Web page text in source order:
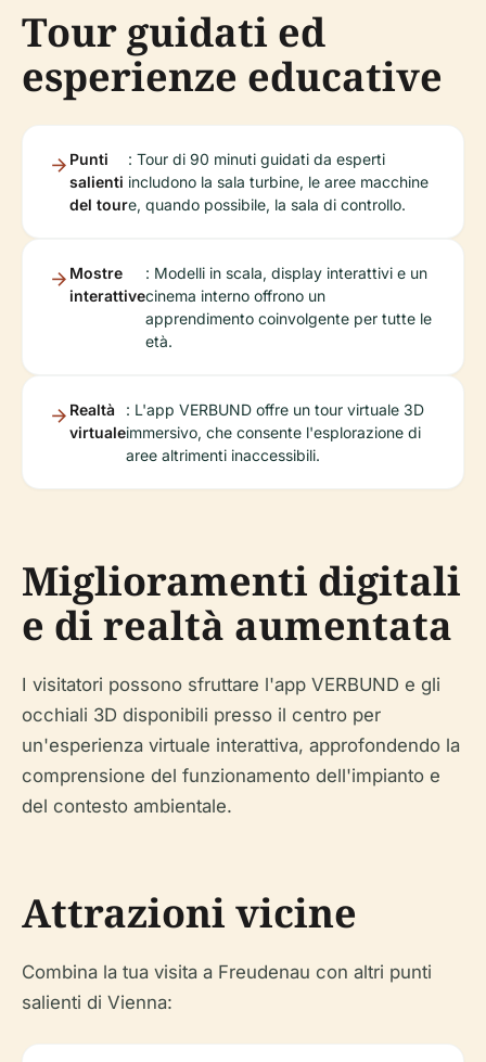
Tour guidati ed
esperienze educative
Punti
salienti
del tour
: Tour di 90 minuti guidati da esperti
includono la sala turbine, le aree macchine
e, quando possibile, la sala di controllo.
Mostre
interattive
: Modelli in scala, display interattivi e un
cinema interno offrono un
apprendimento coinvolgente per tutte le
età.
Realtà
virtuale
: L'app VERBUND offre un tour virtuale 3D
immersivo, che consente l'esplorazione di
aree altrimenti inaccessibili.
Miglioramenti digitali
e di realtà aumentata
I visitatori possono sfruttare l'app VERBUND e gli
occhiali 3D disponibili presso il centro per
un'esperienza virtuale interattiva, approfondendo la
comprensione del funzionamento dell'impianto e
del contesto ambientale.
Attrazioni vicine
Combina la tua visita a Freudenau con altri punti
salienti di Vienna: